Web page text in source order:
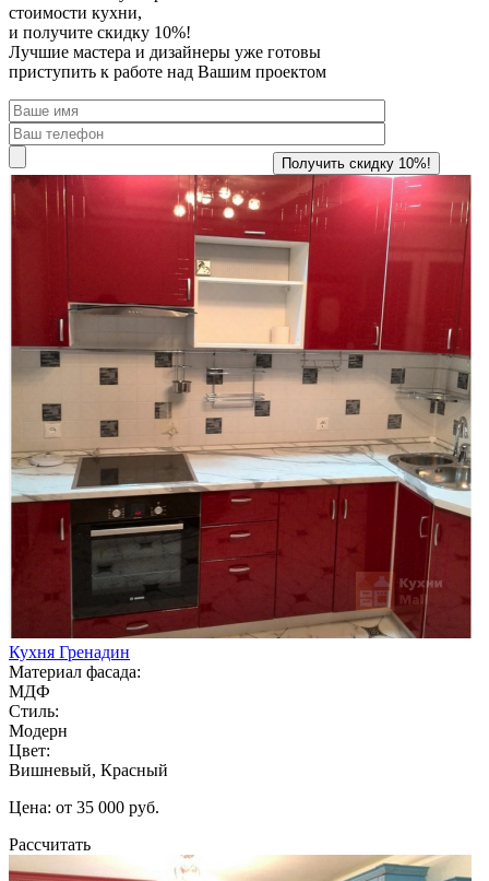
стоимости кухни,
и получите скидку 10%!
Лучшие мастера и дизайнеры уже готовы
приступить к работе над Вашим проектом
Кухня Гренадин
Материал фасада:
МДФ
Стиль:
Модерн
Цвет:
Вишневый, Красный
Цена: от 35 000 руб.
Рассчитать